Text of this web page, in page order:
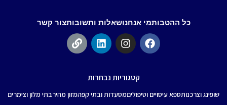
כל ההטבותמי אנחנושאלות ותשובותצור קשר
קטגוריות נבחרות
שופינג וצרכנותספא עיסויים וטיפוליםמסעדות ובתי קפהמזון מהירבתי מלון וצימרים